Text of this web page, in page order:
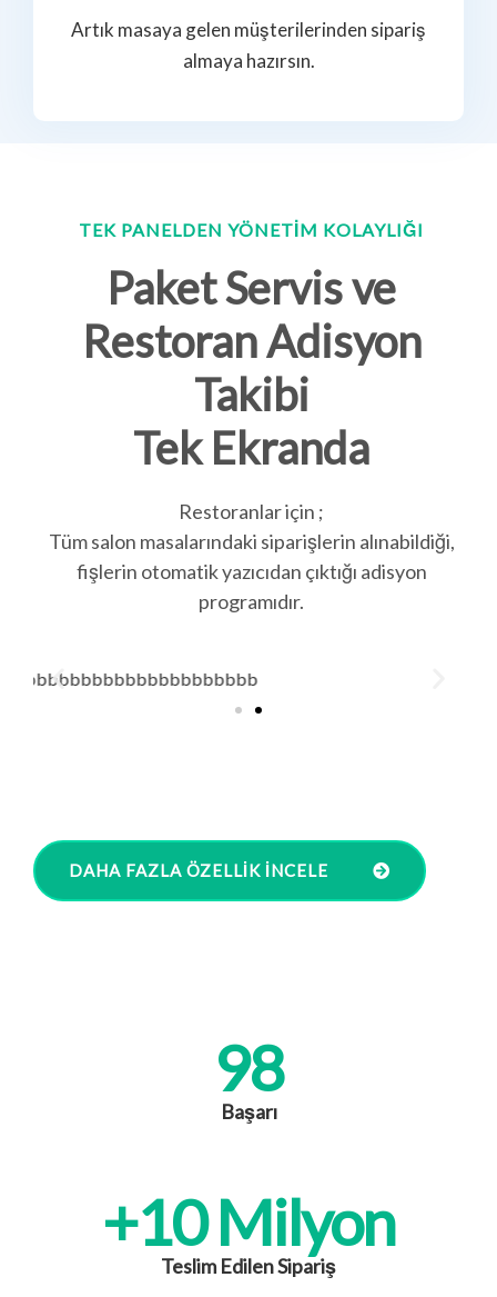
Artık masaya gelen müşterilerinden sipariş
almaya hazırsın.
TEK PANELDEN YÖNETIM KOLAYLIĞI
Paket Servis ve
Restoran Adisyon
Takibi
Tek Ekranda
Restoranlar için ;
Tüm salon masalarındaki siparişlerin alınabildiği,
fişlerin otomatik yazıcıdan çıktığı adisyon
programıdır.
DAHA FAZLA ÖZELLIK INCELE
98
Başarı
+10 Milyon
Teslim Edilen Sipariş